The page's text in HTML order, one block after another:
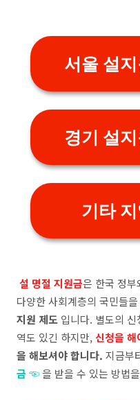
서울 설지
경기 설지
기타 지
설 명절 지원금은 한국 정
다양한 사회계층의 국민들
지원 제도 입니다. 별도의
역도 있긴 하지만, 신청을 해
을 해보셔야 합니다. 지금부
금 ☜을 받을 수 있는 방법